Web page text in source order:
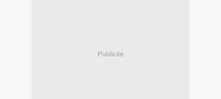
Publicité